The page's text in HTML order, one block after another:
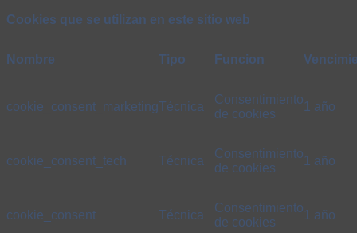
Cookies que se utilizan en este sitio web
Nombre Tipo Funcion
cookie_consent_marketingTécnica
Consentimiento
de cookies
1 año
cookie_consent_tech Técnica
Consentimiento
de cookies
1 año
cookie_consent Técnica
Consentimiento
de cookies
1 año